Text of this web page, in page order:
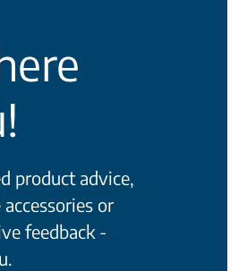
product advice,
or
feedback -